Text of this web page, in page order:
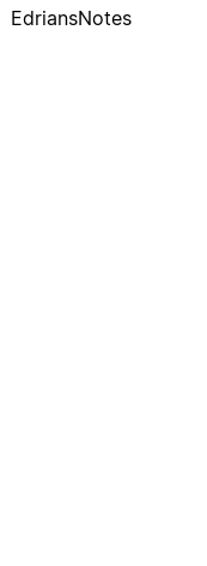
EdriansNotes